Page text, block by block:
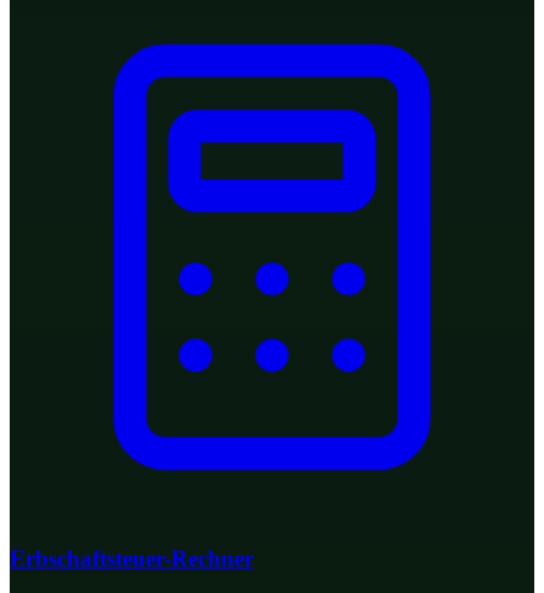
Erbschaftsteuer-Rechner